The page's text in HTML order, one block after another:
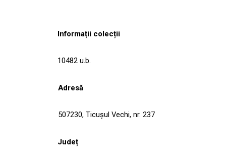
Informații colecții
10482 u.b.
Adresă
507230, Ticuşul Vechi, nr. 237
Județ